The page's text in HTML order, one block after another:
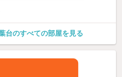
台のすべての部屋を見る